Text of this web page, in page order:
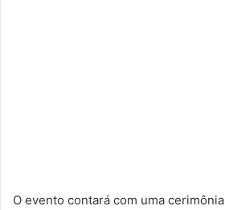
O evento contará com uma